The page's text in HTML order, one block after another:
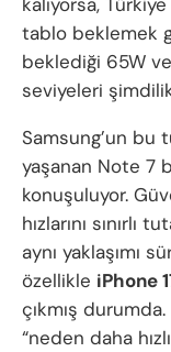
kalıyorsa,
tablo beklemek
beklediği 65W
seviyeleri
Samsung’un bu
yaşanan Note 7
konuşuluyor.
hızlarını sınırlı
aynı yaklaşımı
özellikle iPhone
çıkmış
“neden daha